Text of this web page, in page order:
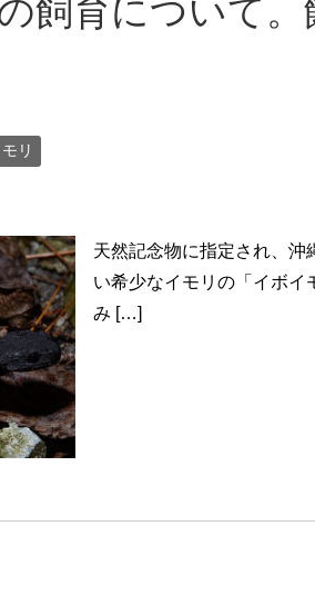
飼育について
リ
天然記念物に指定され、沖
い希少なイモリの「イボイ
み […]